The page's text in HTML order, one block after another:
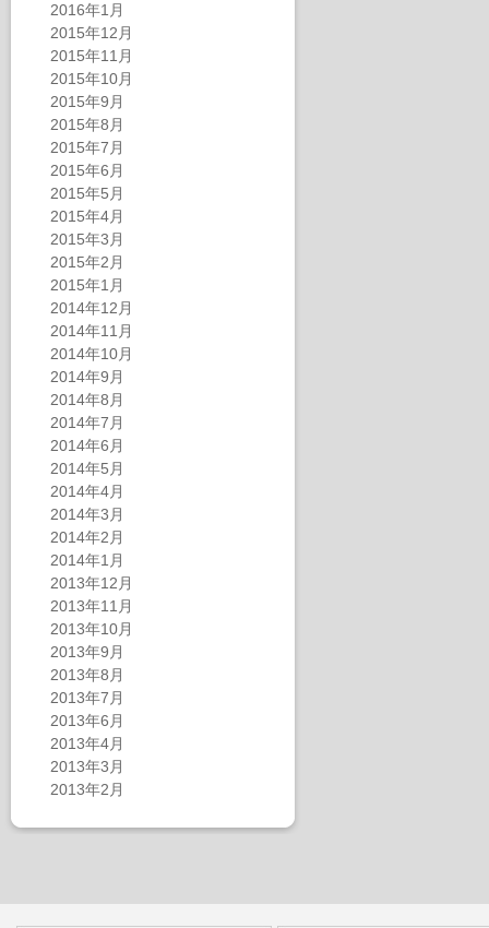
2016年1月
2015年12月
2015年11月
2015年10月
2015年9月
2015年8月
2015年7月
2015年6月
2015年5月
2015年4月
2015年3月
2015年2月
2015年1月
2014年12月
2014年11月
2014年10月
2014年9月
2014年8月
2014年7月
2014年6月
2014年5月
2014年4月
2014年3月
2014年2月
2014年1月
2013年12月
2013年11月
2013年10月
2013年9月
2013年8月
2013年7月
2013年6月
2013年4月
2013年3月
2013年2月